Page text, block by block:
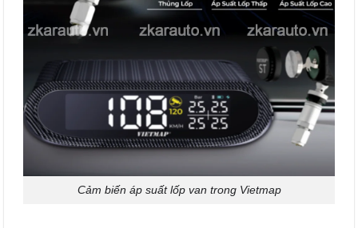
Cảm biến áp suất lốp van trong Vietmap